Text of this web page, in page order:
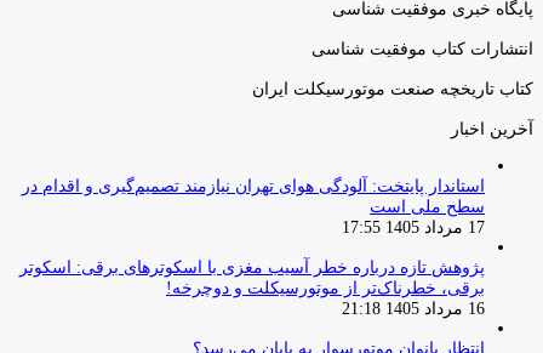
پایگاه خبری موفقیت شناسی
انتشارات کتاب موفقیت شناسی
کتاب تاریخچه صنعت موتورسیکلت ایران
آخرین اخبار
استاندار پایتخت: آلودگی هوای تهران نیازمند تصمیم‌گیری و اقدام در
سطح ملی است
17 مرداد 1405 17:55
پژوهش تازه درباره خطر آسیب مغزی با اسکوترهای برقی: اسکوتر
برقی، خطرناک‌تر از موتورسیکلت و دوچرخه!
16 مرداد 1405 21:18
انتظار بانوان موتورسوار به پایان می‌رسد؟